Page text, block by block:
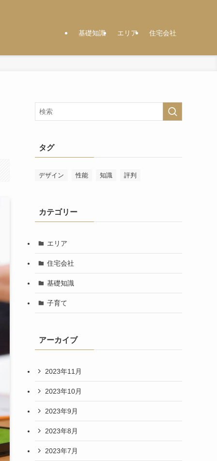
基礎知識 エリア 住宅会社
タグ
デザイン 性能 知識 評判
カテゴリー
エリア
住宅会社
基礎知識
子育て
アーカイブ
2023年11月
2023年10月
2023年9月
2023年8月
2023年7月